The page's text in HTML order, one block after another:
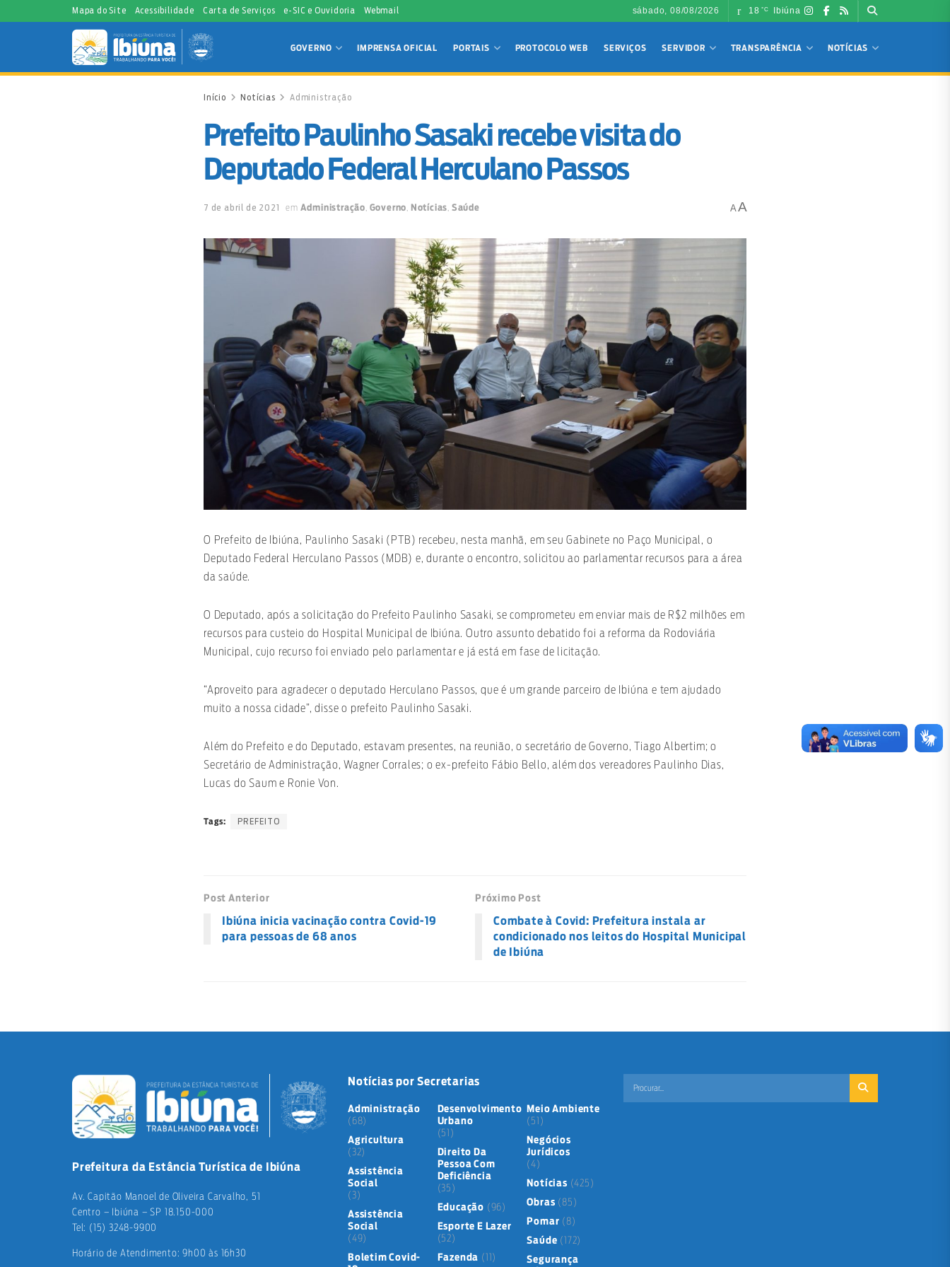
Mapa do Site Acessibilidade Carta de Serviços e-SIC e Ouvidoria Webmail sábado, 08/08/2026 18 °C Ibiúna
GOVERNO IMPRENSA OFICIAL PORTAIS PROTOCOLO WEB SERVIÇOS SERVIDOR TRANSPARÊNCIA NOTÍCIAS
Início Notícias Administração
Prefeito Paulinho Sasaki recebe visita do
Deputado Federal Herculano Passos
7 de abril de 2021 em Administração, Governo, Notícias, Saúde A A
O Prefeito de Ibiúna, Paulinho Sasaki (PTB) recebeu, nesta manhã, em seu Gabinete no Paço Municipal, o
Deputado Federal Herculano Passos (MDB) e, durante o encontro, solicitou ao parlamentar recursos para a área
da saúde.
O Deputado, após a solicitação do Prefeito Paulinho Sasaki, se comprometeu em enviar mais de R$2 milhões em
recursos para custeio do Hospital Municipal de Ibiúna. Outro assunto debatido foi a reforma da Rodoviária
Municipal, cujo recurso foi enviado pelo parlamentar e já está em fase de licitação.
“Aproveito para agradecer o deputado Herculano Passos, que é um grande parceiro de Ibiúna e tem ajudado
muito a nossa cidade”, disse o prefeito Paulinho Sasaki.
Além do Prefeito e do Deputado, estavam presentes, na reunião, o secretário de Governo, Tiago Albertim; o
Secretário de Administração, Wagner Corrales; o ex-prefeito Fábio Bello, além dos vereadores Paulinho Dias,
Lucas do Saum e Ronie Von.
Tags: PREFEITO
Post Anterior
Ibiúna inicia vacinação contra Covid-19
para pessoas de 68 anos
Próximo Post
Combate à Covid: Prefeitura instala ar
condicionado nos leitos do Hospital Municipal
de Ibiúna
Prefeitura da Estância Turística de Ibiúna
Av. Capitão Manoel de Oliveira Carvalho, 51
Centro – Ibiúna – SP 18.150-000
Tel: (15) 3248-9900
Horário de Atendimento: 9h00 às 16h30
Notícias por Secretarias
Administração
(68)
Agricultura
(32)
Assistência
Social
(3)
Assistência
Social
(49)
Boletim Covid-
Desenvolvimento
Urbano
(51)
Direito Da
Pessoa Com
Deficiência
(35)
Educação (96)
Esporte E Lazer
(52)
Fazenda (11)
Meio Ambiente
(51)
Negócios
Jurídicos
(4)
Notícias (425)
Obras (85)
Pomar (8)
Saúde (172)
Segurança